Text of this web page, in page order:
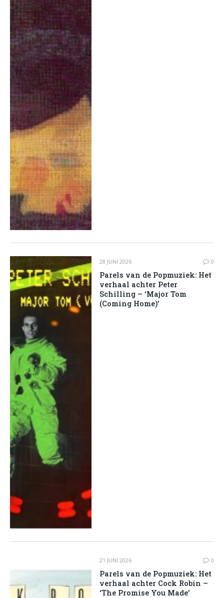
28 JUNI 2026 0
Parels van de Popmuziek: Het
verhaal achter Peter
Schilling – ‘Major Tom
(Coming Home)’
21 JUNI 2026 0
Parels van de Popmuziek: Het
verhaal achter Cock Robin –
‘The Promise You Made’